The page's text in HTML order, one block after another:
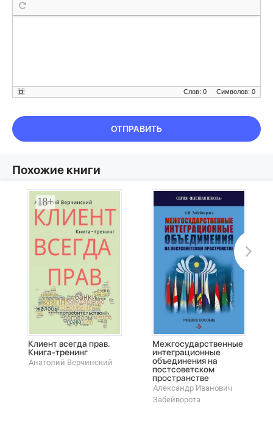
Символов: 0
Слов: 0
ОТПРАВИТЬ
Похожие книги
Клиент всегда прав.
Книга-тренинг
Анатолий Верчинский
Межгосударственные
интеграционные
объединения на
постсоветском
пространстве
Александр Иванович
Забейворота